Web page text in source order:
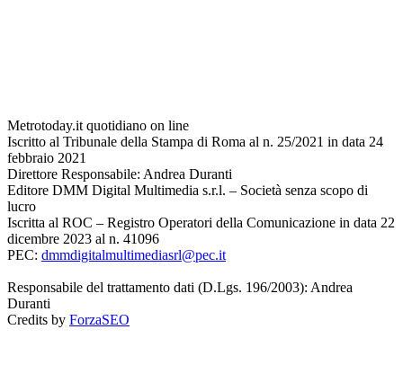
Metrotoday.it quotidiano on line
Iscritto al Tribunale della Stampa di Roma al n. 25/2021 in data 24
febbraio 2021
Direttore Responsabile: Andrea Duranti
Editore DMM Digital Multimedia s.r.l. – Società senza scopo di
lucro
Iscritta al ROC – Registro Operatori della Comunicazione in data 22
dicembre 2023 al n. 41096
PEC: dmmdigitalmultimediasrl@pec.it
Responsabile del trattamento dati (D.Lgs. 196/2003): Andrea
Duranti
Credits by ForzaSEO